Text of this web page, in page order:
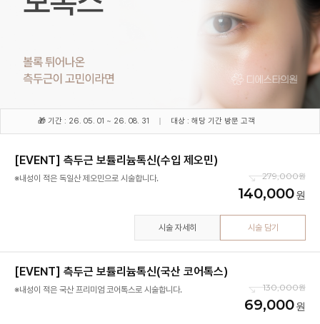
🎁 기간 : 26. 05. 01 ~ 26. 08. 31 대상 : 해당 기간 방문 고객
[EVENT] 측두근 보튤리늄톡신(수입 제오민)
※내성이 적은 독일산 제오민으로 시술합니다. 279,000
140,000
시술 자세히 시술 담기
[EVENT] 측두근 보튤리늄톡신(국산 코어톡스)
※내성이 적은 국산 프리미엄 코어톡스로 시술합니다. 130,000
69,000